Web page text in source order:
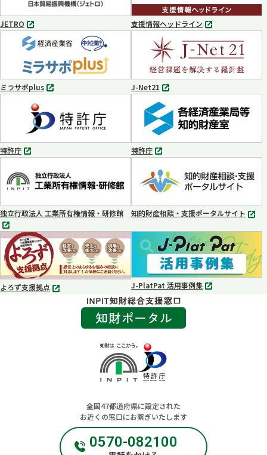
開
く
JETRO
別
タ
ブ
で
開
く
支援情報ヘッドライン
別
タ
ブ
で
開
く
ミラサポplus
別
ブ
で
開
く
J-Net21
別
タ
ブ
で
開
く
特許庁
別
ブ
で
く
特許庁
別
ブ
で
開
く
独立行政法人 工業所有権情報・研修館
別
タ
ブ
で
開
知的財産相談・支援ポータルサイト
別
タ
開
く
よろず支援拠点
別
J-PlatPat 活用事例集
別
全国​47都道府県に設定された
お近くの窓口にお繋ぎいたします
0570-082100